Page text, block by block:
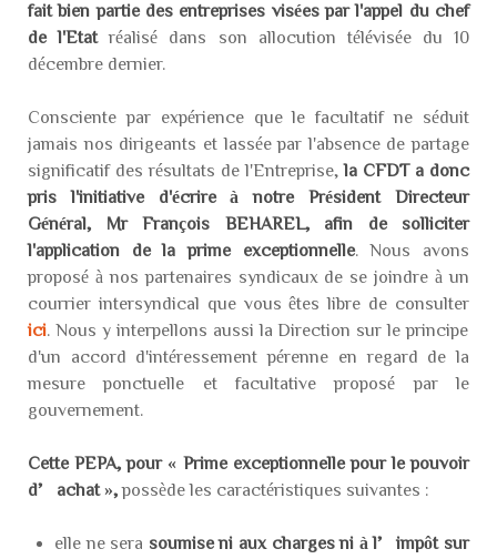
fait bien partie des entreprises visées par l'appel du chef
de l'Etat réalisé dans son allocution télévisée du 10
décembre dernier.
Consciente par expérience que le facultatif ne séduit
jamais nos dirigeants et lassée par l'absence de partage
significatif des résultats de l'Entreprise,la CFDT a donc
pris l'initiative d'écrire à notre Président Directeur
Général, Mr François BEHAREL, afin de solliciter
l'application de la prime exceptionnelle. Nous avons
proposé à nos partenaires syndicaux de se joindre à un
courrier intersyndical que vous êtes libre de consulter
ici . Nous y interpellons aussi la Direction sur le principe
d'un accord d'intéressement pérenne en regard de la
mesure ponctuelle et facultative proposé par le
gouvernement.
Cette PEPA, pour « Prime exceptionnelle pour le pouvoir
d’achat »,possède les caractéristiques suivantes :
elle ne sera soumise ni aux charges ni à l’impôt sur